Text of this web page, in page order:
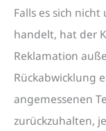
Falls es sich
handelt, hat der
Reklamation
Rückabwicklung
angemessenen
zurückzuhalten,